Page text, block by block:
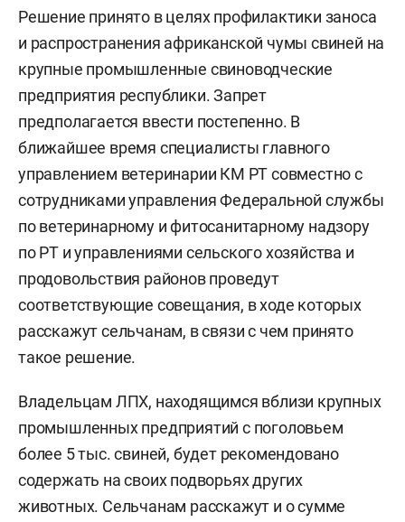
Решение принято в целях профилактики заноса
и распространения африканской чумы свиней на
крупные промышленные свиноводческие
предприятия республики. Запрет
предполагается ввести постепенно. В
ближайшее время специалисты главного
управлением ветеринарии КМ РТ совместно с
сотрудниками управления Федеральной службы
по ветеринарному и фитосанитарному надзору
по РТ и управлениями сельского хозяйства и
продовольствия районов проведут
соответствующие совещания, в ходе которых
расскажут сельчанам, в связи с чем принято
такое решение.
Владельцам ЛПХ, находящимся вблизи крупных
промышленных предприятий с поголовьем
более 5 тыс. свиней, будет рекомендовано
содержать на своих подворьях других
животных. Сельчанам расскажут и о сумме